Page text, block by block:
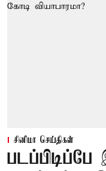
சினிமா செய்திகள்